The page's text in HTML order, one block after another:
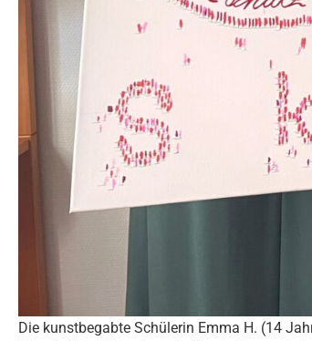
Die kunstbegabte Schülerin Emma H. (14